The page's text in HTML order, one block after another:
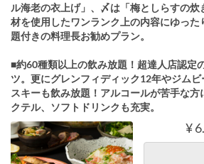
ル海老の衣上げ」、〆は「梅としらすの
材を使用したワンランク上の内容にゆっ
題付きの料理長お勧めプラン。
■約60種類以上の飲み放題！超達人店認定
ツ。更にグレンフィディック12年やジム
スキーも飲み放題！アルコールが苦手な方
クテル、ソフトドリンクも充実。
¥